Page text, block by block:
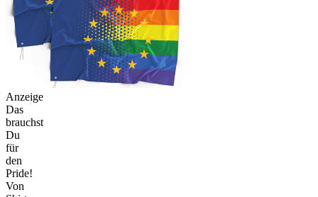
Anzeige
Das
brauchst
Du
für
den
Pride!
Von